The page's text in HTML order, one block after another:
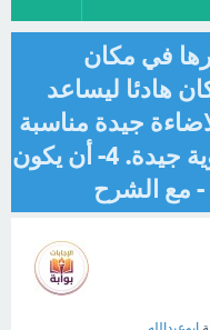
في مكان
المكان هادئا ليساعد
تكون الاضاءة جيدة مناسبة
للمذاكرة. 3- أن تكون التهوية جيدة. 4- أن يكون
- مع الشرح